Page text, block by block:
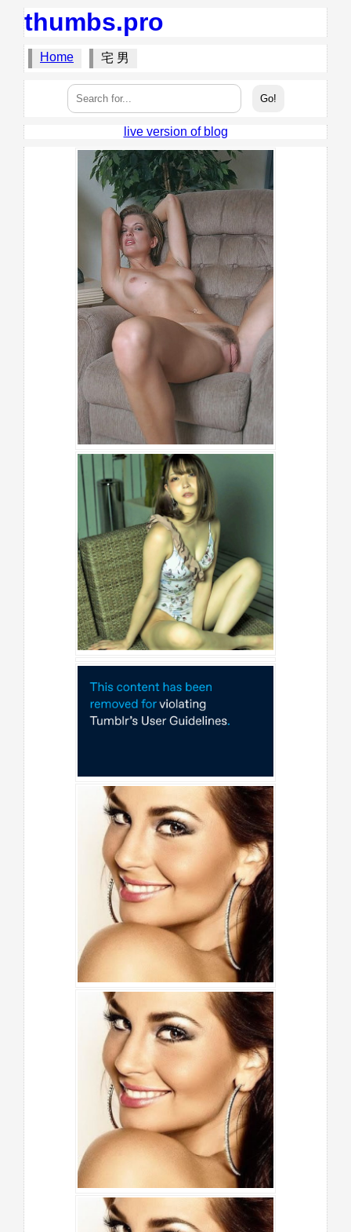
thumbs.pro
Home 宅 男
live version of blog